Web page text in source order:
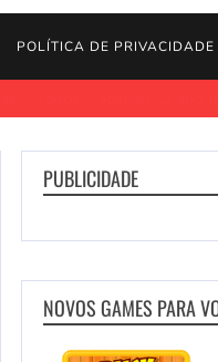
POLÍTICA DE PRIVACIDADE
PUBLICIDADE
NOVOS GAMES PARA